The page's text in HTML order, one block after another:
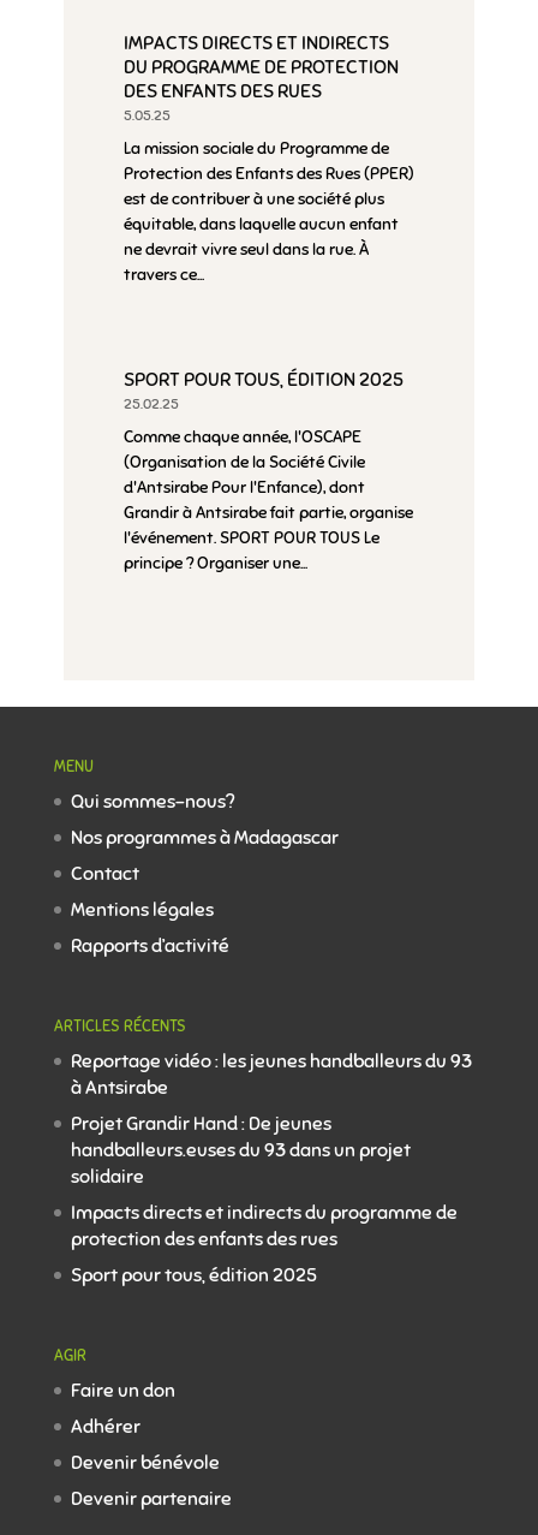
IMPACTS DIRECTS ET INDIRECTS
DU PROGRAMME DE PROTECTION
DES ENFANTS DES RUES
5.05.25
La mission sociale du Programme de
Protection des Enfants des Rues (PPER)
est de contribuer à une société plus
équitable, dans laquelle aucun enfant
ne devrait vivre seul dans la rue. À
travers ce...
SPORT POUR TOUS, ÉDITION 2025
25.02.25
Comme chaque année, l'OSCAPE
(Organisation de la Société Civile
d'Antsirabe Pour l'Enfance), dont
Grandir à Antsirabe fait partie, organise
l'événement. SPORT POUR TOUS Le
principe ? Organiser une...
MENU
Qui sommes-nous?
Nos programmes à Madagascar
Contact
Mentions légales
Rapports d’activité
ARTICLES RÉCENTS
Reportage vidéo : les jeunes handballeurs du 93
à Antsirabe
Projet Grandir Hand : De jeunes
handballeurs.euses du 93 dans un projet
solidaire
Impacts directs et indirects du programme de
protection des enfants des rues
Sport pour tous, édition 2025
AGIR
Faire un don
Adhérer
Devenir bénévole
Devenir partenaire